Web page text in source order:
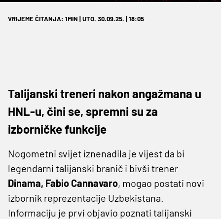
VRIJEME ČITANJA: 1MIN | UTO. 30.09.25. | 18:05
Talijanski treneri nakon angažmana u
HNL-u, čini se, spremni su za
izborničke funkcije
Nogometni svijet iznenadila je vijest da bi
legendarni talijanski branič i bivši trener
Dinama, Fabio Cannavaro, mogao postati novi
izbornik reprezentacije Uzbekistana.
Informaciju je prvi objavio poznati talijanski